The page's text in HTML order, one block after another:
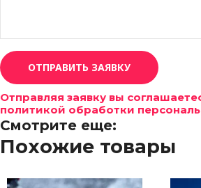
ОТПРАВИТЬ ЗАЯВКУ
Отправляя заявку вы
политикой обработки
Смотрите еще:
Похожие товары